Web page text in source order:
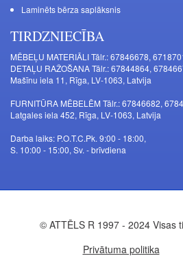
Laminēts bērza saplāksnis
TIRDZNIECĪBA
MĒBEĻU MATERIĀLI Tālr.: 67846678,
DETAĻU RAŽOŠANA Tālr.: 67844864,
Mašīnu iela 11, Rīga, LV-1063, Latvija
FURNITŪRA MĒBELĒM Tālr.: 67846682,
Latgales iela 452, Rīga, LV-1063, Latvija
Darba laiks: P.O.T.C.Pk. 9:00 - 18:00,
S. 10:00 - 15:00, Sv. - brīvdiena
© ATTĒLS R 1997 - 2024 Visas
Privātuma politika